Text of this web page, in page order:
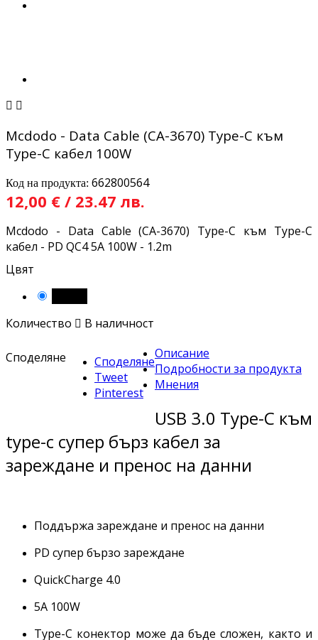
 
Mcdodo - Data Cable (CA-3670) Type-C към
Type-C кабел 100W
Код на продукта: 662800564
12,00 € / 23.47 лв.
Mcdodo - Data Cable (CA-3670) Type-C към Type-C
кабел - PD QC4 5A 100W - 1.2m
Цвят
Количество  В наличност
Споделяне
Споделяне
Tweet
Pinterest
Описание
Подробности за продукта
Мнения
USB 3.0 Type-C към
type-c супер бърз кабел за
зареждане и пренос на данни
Поддържа зареждане и пренос на данни
PD супер бързо зареждане
QuickCharge 4.0
5A 100W
Type-C конектор може да бъде сложен, както и